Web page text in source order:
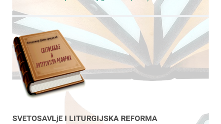
SVETOSAVLjE I LITURGIJSKA REFORMA